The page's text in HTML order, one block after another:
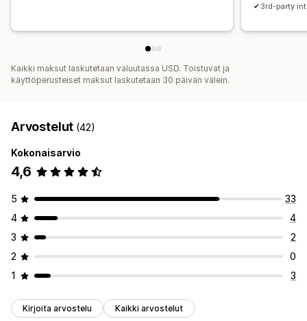
3rd-party
Kaikki maksut laskutetaan valuutassa USD. Toistuvat ja
käyttöperusteiset maksut laskutetaan 30 päivän välein.
Arvostelut (42)
Kokonaisarvio
4,6
5
33
4
4
3
2
2
0
1
3
Kirjoita arvostelu Kaikki arvostelut